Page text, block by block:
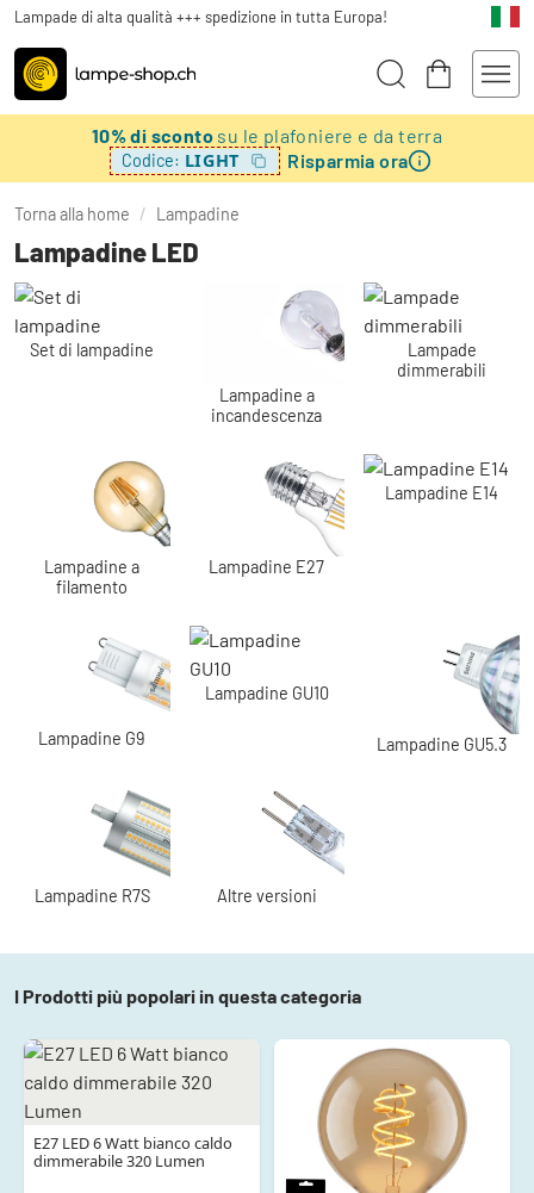
Lampade di alta qualità +++ spedizione in tutta Europa!
10% di sconto su le plafoniere e da terra
Codice: LIGHT Risparmia ora
Torna alla home / Lampadine
Lampadine LED
Set di lampadine
Lampadine a
incandescenza
Lampade
dimmerabili
Lampadine a
filamento
Lampadine E27
Lampadine E14
Lampadine G9
Lampadine GU10
Lampadine GU5.3
Lampadine R7S Altre versioni
I Prodotti più popolari in questa categoria
E27 LED 6 Watt bianco caldo
dimmerabile 320 Lumen